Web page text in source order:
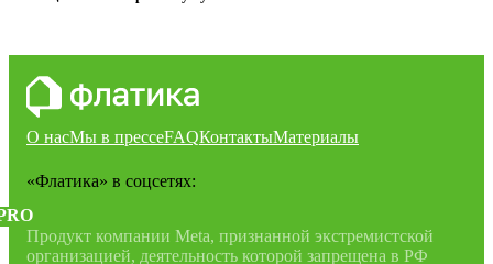
О насМы в прессеFAQКонтактыМатериалы
«Флатика» в соцсетях:
Продукт компании Meta, признанной экстремистской
организацией, деятельность которой запрещена в РФ